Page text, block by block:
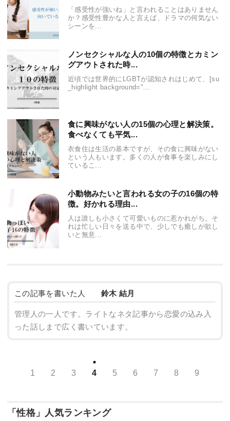
「感受性が強いね」と言われることはありません
か？感受性豊かな人と言えば、ドラマの何気ない
シーンを...
ノンセクシャルな人の10個の特徴とカミン
グアウトされた時...
近頃では世界的にLGBTが認知されはじめて、[su
_highlight background="...
食に興味がない人の15個の心理と解決策。
食べなくても平気...
衣食住は生活の基本ですが、その食に興味がない
という人もいます。多くの人が食事を楽しみにし
ているこ...
小動物みたいと言われる女の子の16個の特
徴。好かれる理由...
人は誰しも小さくて可愛いものに惹かれがち。そ
れは忙しい日々を送る中で、少しでも癒しが欲し
いと無意...
この記事を書いた人 鈴木 結月
管理人の一人です。ライトなネタ記事から恋愛の込み入
った話しまで広く書いています。
1 2 3 4 5 6 7 8 9
「性格」人気ランキング